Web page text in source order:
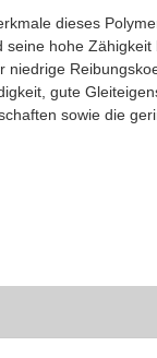
dieses
seine hohe Zähigkeit
niedrige
gute
sowie die